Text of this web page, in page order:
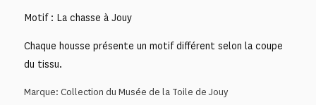
Motif : La chasse à Jouy
Chaque housse présente un motif différent selon la coupe
du tissu.
Marque: Collection du Musée de la Toile de Jouy